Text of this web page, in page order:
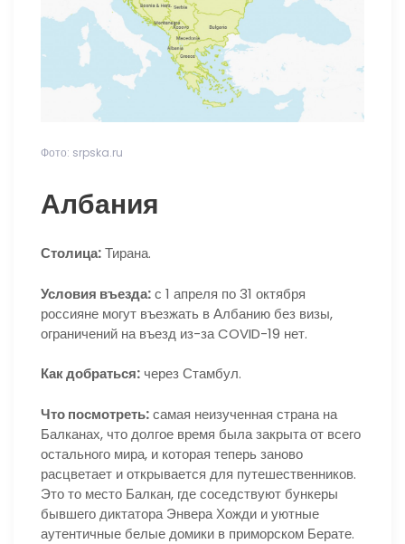
Фото: srpska.ru
Албания
Столица:Тирана.
Условия въезда:с 1 апреля по 31 октября
россияне могут въезжать в Албанию без визы,
ограничений на въезд из-за COVID-19 нет.
Как добраться: через Стамбул.
Что посмотреть:самая неизученная страна на
Балканах, что долгое время была закрыта от всего
остального мира, и которая теперь заново
расцветает и открывается для путешественников.
Это то место Балкан, где соседствуют бункеры
бывшего диктатора Энвера Хожди и уютные
аутентичные белые домики в приморском Берате.